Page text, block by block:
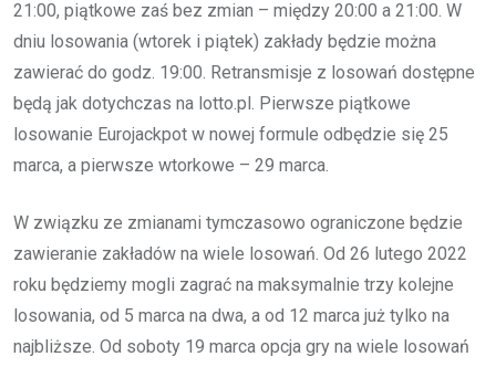
21:00, piątkowe zaś bez zmian – między 20:00 a 21:00. W
dniu losowania (wtorek i piątek) zakłady będzie można
zawierać do godz. 19:00. Retransmisje z losowań dostępne
będą jak dotychczas na lotto.pl. Pierwsze piątkowe
losowanie Eurojackpot w nowej formule odbędzie się 25
marca, a pierwsze wtorkowe – 29 marca.
W związku ze zmianami tymczasowo ograniczone będzie
zawieranie zakładów na wiele losowań. Od 26 lutego 2022
roku będziemy mogli zagrać na maksymalnie trzy kolejne
losowania, od 5 marca na dwa, a od 12 marca już tylko na
najbliższe. Od soboty 19 marca opcja gry na wiele losowań